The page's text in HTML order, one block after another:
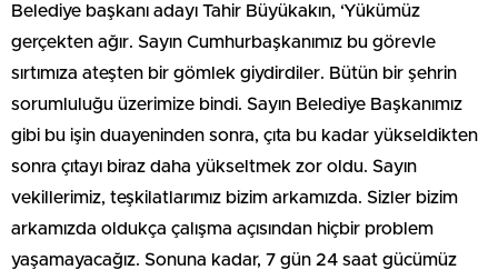
Belediye başkanı adayı Tahir Büyükakın, ‘Yükümüz
gerçekten ağır. Sayın Cumhurbaşkanımız bu görevle
sırtımıza ateşten bir gömlek giydirdiler. Bütün bir şehrin
sorumluluğu üzerimize bindi. Sayın Belediye Başkanımız
gibi bu işin duayeninden sonra, çıta bu kadar yükseldikten
sonra çıtayı biraz daha yükseltmek zor oldu. Sayın
vekillerimiz, teşkilatlarımız bizim arkamızda. Sizler bizim
arkamızda oldukça çalışma açısından hiçbir problem
yaşamayacağız. Sonuna kadar, 7 gün 24 saat gücümüz